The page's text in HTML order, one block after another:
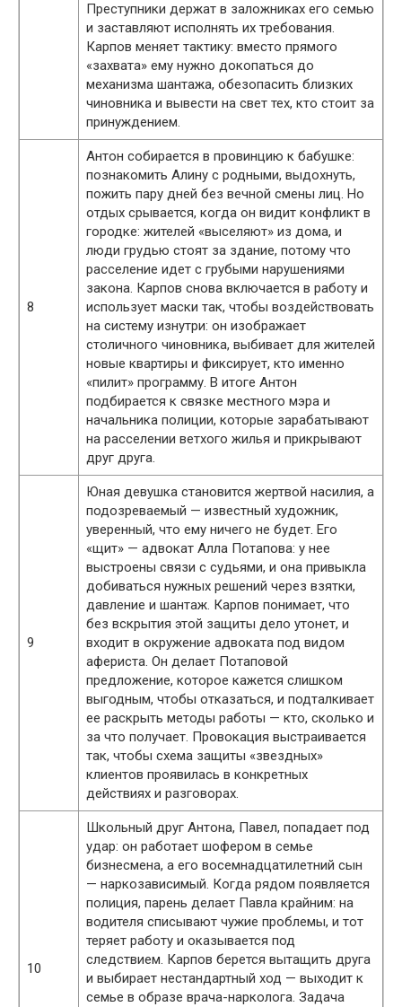
Преступники держат в заложниках его семью
и заставляют исполнять их требования.
Карпов меняет тактику: вместо прямого
«захвата» ему нужно докопаться до
механизма шантажа, обезопасить близких
чиновника и вывести на свет тех, кто стоит за
принуждением.
8
Антон собирается в провинцию к бабушке:
познакомить Алину с родными, выдохнуть,
пожить пару дней без вечной смены лиц. Но
отдых срывается, когда он видит конфликт в
городке: жителей «выселяют» из дома, и
люди грудью стоят за здание, потому что
расселение идет с грубыми нарушениями
закона. Карпов снова включается в работу и
использует маски так, чтобы воздействовать
на систему изнутри: он изображает
столичного чиновника, выбивает для жителей
новые квартиры и фиксирует, кто именно
«пилит» программу. В итоге Антон
подбирается к связке местного мэра и
начальника полиции, которые зарабатывают
на расселении ветхого жилья и прикрывают
друг друга.
9
Юная девушка становится жертвой насилия, а
подозреваемый — известный художник,
уверенный, что ему ничего не будет. Его
«щит» — адвокат Алла Потапова: у нее
выстроены связи с судьями, и она привыкла
добиваться нужных решений через взятки,
давление и шантаж. Карпов понимает, что
без вскрытия этой защиты дело утонет, и
входит в окружение адвоката под видом
афериста. Он делает Потаповой
предложение, которое кажется слишком
выгодным, чтобы отказаться, и подталкивает
ее раскрыть методы работы — кто, сколько и
за что получает. Провокация выстраивается
так, чтобы схема защиты «звездных»
клиентов проявилась в конкретных
действиях и разговорах.
10
Школьный друг Антона, Павел, попадает под
удар: он работает шофером в семье
бизнесмена, а его восемнадцатилетний сын
— наркозависимый. Когда рядом появляется
полиция, парень делает Павла крайним: на
водителя списывают чужие проблемы, и тот
теряет работу и оказывается под
следствием. Карпов берется вытащить друга
и выбирает нестандартный ход — выходит к
семье в образе врача-нарколога. Задача